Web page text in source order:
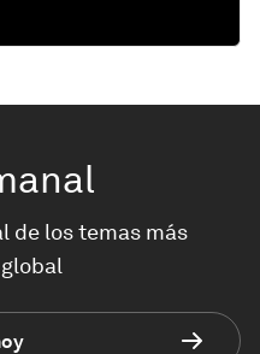
de los temas más